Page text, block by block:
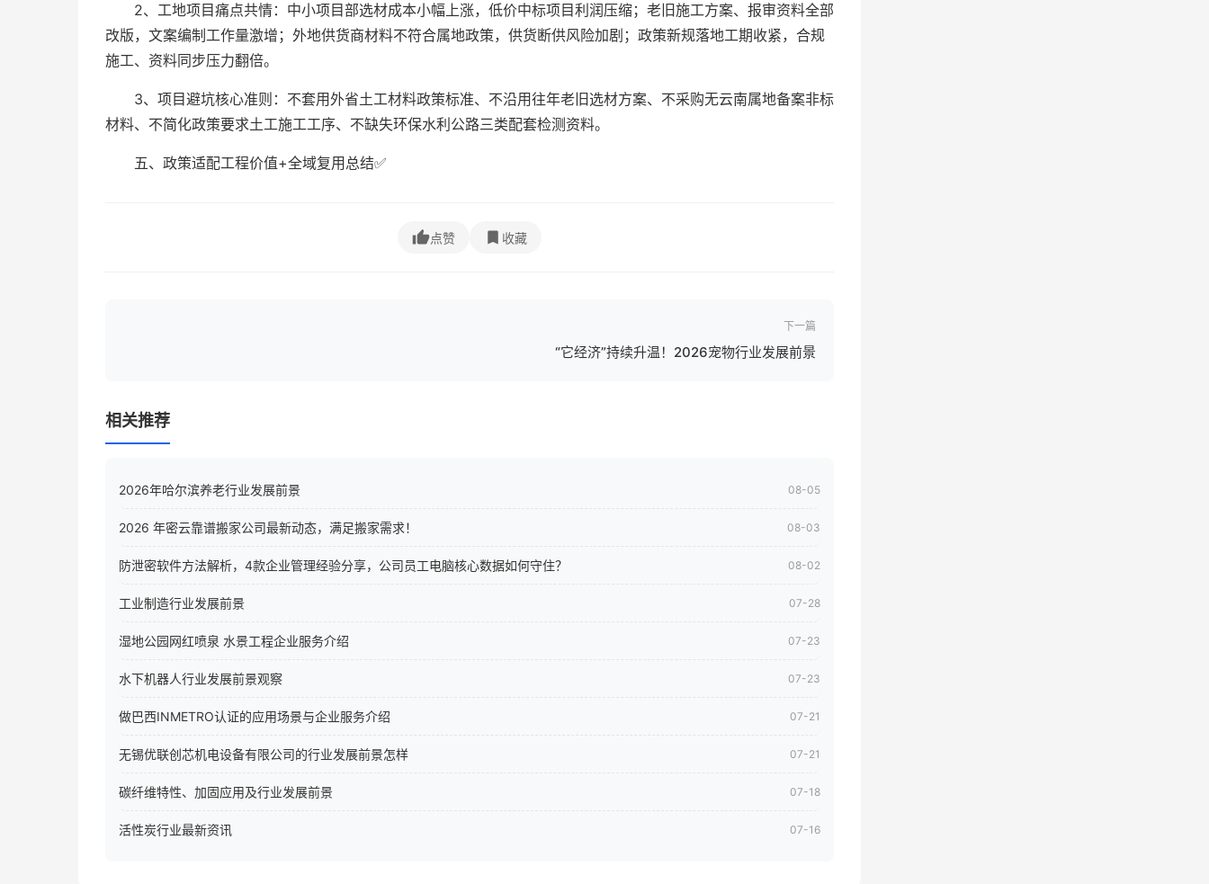
2、工地项目痛点共情：中小项目部选材成本小幅上涨，低价中标项目利润压缩；老旧施工方案、报审资料全部
改版，文案编制工作量激增；外地供货商材料不符合属地政策，供货断供风险加剧；政策新规落地工期收紧，合规
施工、资料同步压力翻倍。
3、项目避坑核心准则：不套用外省土工材料政策标准、不沿用往年老旧选材方案、不采购无云南属地备案非标
材料、不简化政策要求土工施工工序、不缺失环保水利公路三类配套检测资料。
五、政策适配工程价值+全域复用总结✅
点赞 收藏
下一篇
“它经济”持续升温！2026宠物行业发展前景
相关推荐
2026年哈尔滨养老行业发展前景 08-05
2026 年密云靠谱搬家公司最新动态，满足搬家需求！ 08-03
防泄密软件方法解析，4款企业管理经验分享，公司员工电脑核心数据如何守住？ 08-02
工业制造行业发展前景 07-28
湿地公园网红喷泉 水景工程企业服务介绍 07-23
水下机器人行业发展前景观察 07-23
做巴西INMETRO认证的应用场景与企业服务介绍 07-21
无锡优联创芯机电设备有限公司的行业发展前景怎样 07-21
碳纤维特性、加固应用及行业发展前景 07-18
活性炭行业最新资讯 07-16